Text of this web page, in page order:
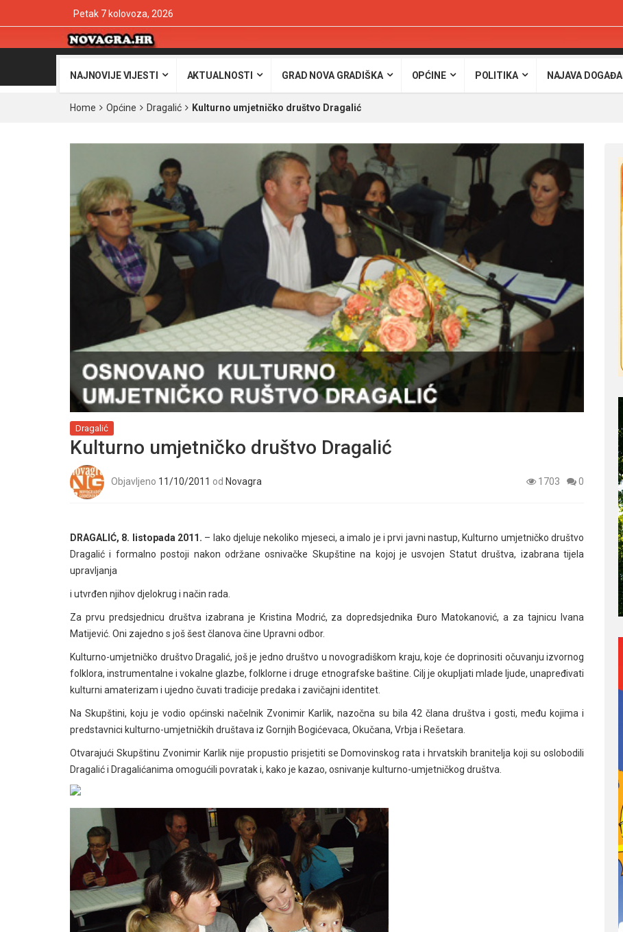
Petak 7 kolovoza, 2026
NAJNOVIJE VIJESTI AKTUALNOSTI GRAD NOVA GRADIŠKA OPĆINE POLITIKA NAJAVA
Home Općine Dragalić Kulturno umjetničko društvo Dragalić
Dragalić
Kulturno umjetničko društvo Dragalić
Objavljeno 11/10/2011 od Novagra 1703 0
DRAGALIĆ, 8. listopada 2011. – Iako djeluje nekoliko mjeseci, a imalo je i prvi javni nastup, Kulturno umjetničko društvo
Dragalić i formalno postoji nakon održane osnivačke Skupštine na kojoj je usvojen Statut društva, izabrana tijela
upravljanja
i utvrđen njihov djelokrug i način rada.
Za prvu predsjednicu društva izabrana je Kristina Modrić, za dopredsjednika Đuro Matokanović, a za tajnicu Ivana
Matijević. Oni zajedno s još šest članova čine Upravni odbor.
Kulturno-umjetničko društvo Dragalić, još je jedno društvo u novogradiškom kraju, koje će doprinositi očuvanju izvornog
folklora, instrumentalne i vokalne glazbe, folklorne i druge etnografske baštine. Cilj je okupljati mlade ljude, unapređivati
kulturni amaterizam i ujedno čuvati tradicije predaka i zavičajni identitet.
Na Skupštini, koju je vodio općinski načelnik Zvonimir Karlik, nazočna su bila 42 člana društva i gosti, među kojima i
predstavnici kulturno-umjetničkih društava iz Gornjih Bogićevaca, Okučana, Vrbja i Rešetara.
Otvarajući Skupštinu Zvonimir Karlik nije propustio prisjetiti se Domovinskog rata i hrvatskih branitelja koji su oslobodili
Dragalić i Dragalićanima omogućili povratak i, kako je kazao, osnivanje kulturno-umjetničkog društva.